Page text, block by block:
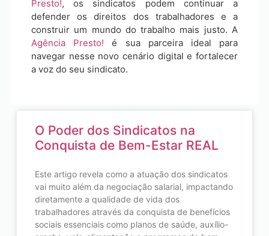
Presto!, os sindicatos podem continuar a
defender os direitos dos trabalhadores e a
construir um mundo do trabalho mais justo. A
Agência Presto! é sua parceira ideal para
navegar nesse novo cenário digital e fortalecer
a voz do seu sindicato.
O Poder dos Sindicatos na
Conquista de Bem-Estar REAL
Este artigo revela como a atuação dos sindicatos
vai muito além da negociação salarial, impactando
diretamente a qualidade de vida dos
trabalhadores através da conquista de benefícios
sociais essenciais como planos de saúde, auxílio-